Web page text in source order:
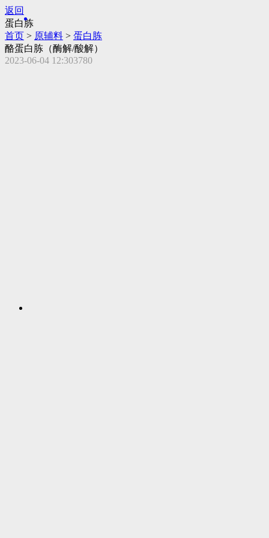
返回
蛋白胨
首页 > 原辅料 > 蛋白胨
酪蛋白胨（酶解/酸解）
2023-06-04 12:303780